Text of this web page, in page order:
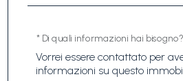
* Di quali informazioni hai bisogno?